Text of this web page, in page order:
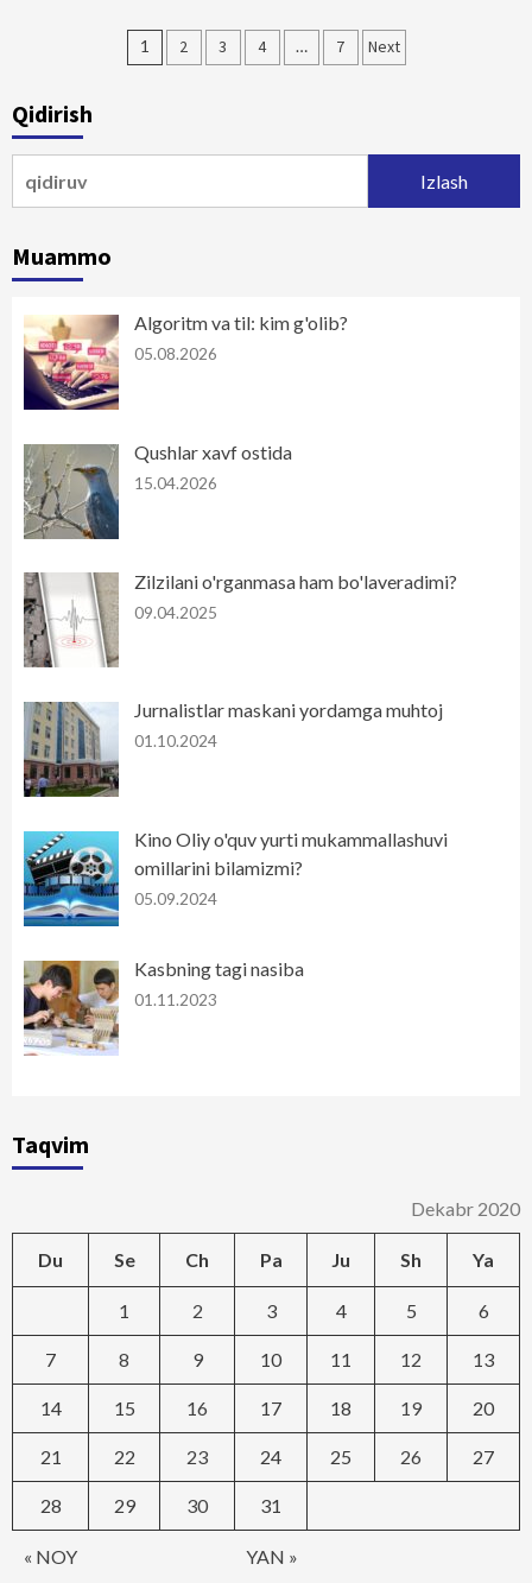
Maqolalar
1 2 3 4 … 7 Next
Qidirish
Muammo
Algoritm va til: kim g'olib?
05.08.2026
Qushlar xavf ostida
15.04.2026
Zilzilani o'rganmasa ham bo'laveradimi?
09.04.2025
Jurnalistlar maskani yordamga muhtoj
01.10.2024
Kino Oliy o'quv yurti mukammallashuvi
omillarini bilamizmi?
05.09.2024
Kasbning tagi nasiba
01.11.2023
Taqvim
Dekabr 2020
Du Se Ch Pa Ju Sh Ya
« NOY YAN »
1 2 3 4 5 6
7 8 9 10 11 12 13
14 15 16 17 18 19 20
21 22 23 24 25 26 27
28 29 30 31